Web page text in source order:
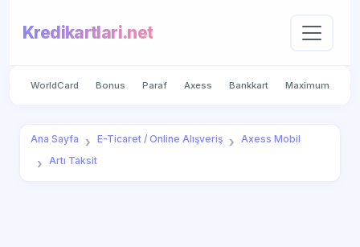
Kredikartlari.net
WorldCard Bonus Paraf Axess Bankkart Maximum
Ana Sayfa E-Ticaret / Online Alışveriş
Axess Mobil
Artı Taksit